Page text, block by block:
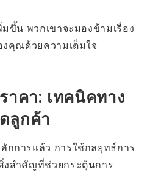
ขึ้น พวกเขาจะมองข้ามเรื่อง
คุณด้วยความเต็มใจ
าคา: เทคนิคทาง
ลูกค้า
การแล้ว การใช้กลยุทธ์การ
สำคัญที่ช่วยกระตุ้นการ